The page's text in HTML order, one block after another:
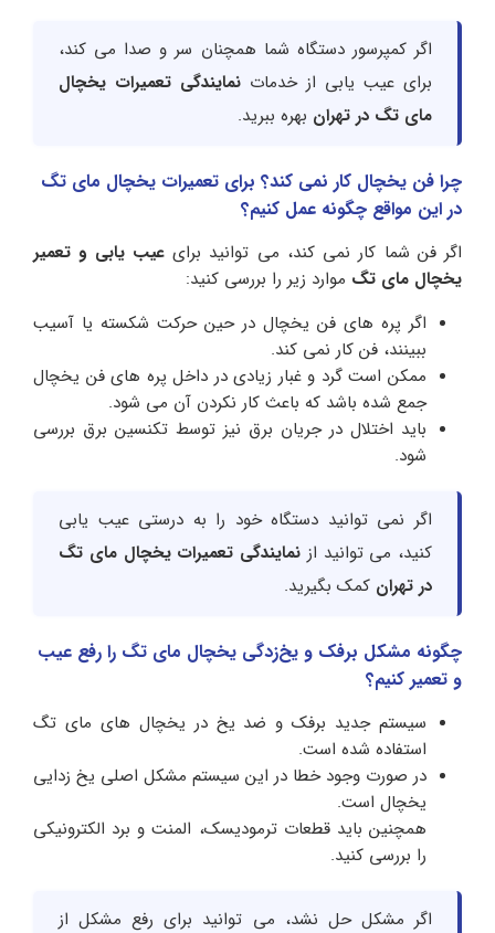
اگر کمپرسور دستگاه شما همچنان سر و صدا می کند،
برای عیب یابی از خدمات نمایندگی تعمیرات یخچال
مای تگ در تهران بهره ببرید.
چرا فن یخچال کار نمی کند؟ برای تعمیرات یخچال مای تگ
در این مواقع چگونه عمل کنیم؟
اگر فن شما کار نمی کند، می توانید برایعیب یابی و تعمیر
یخچال مای تگ موارد زیر را بررسی کنید:
اگر پره های فن یخچال در حین حرکت شکسته یا آسیب
ببینند، فن کار نمی کند.
ممکن است گرد و غبار زیادی در داخل پره های فن یخچال
جمع شده باشد که باعث کار نکردن آن می شود.
باید اختلال در جریان برق نیز توسط تکنسین برق بررسی
شود.
اگر نمی توانید دستگاه خود را به درستی عیب یابی
کنید، می توانید از نمایندگی تعمیرات یخچال مای تگ
در تهران کمک بگیرید.
چگونه مشکل برفک و یخ‌زدگی یخچال مای تگ را رفع عیب
و تعمیر کنیم؟
سیستم جدید برفک و ضد یخ در یخچال های مای تگ
استفاده شده است.
در صورت وجود خطا در این سیستم مشکل اصلی یخ زدایی
یخچال است.
همچنین باید قطعات ترمودیسک، المنت و برد الکترونیکی
را بررسی کنید.
اگر مشکل حل نشد، می توانید برای رفع مشکل از